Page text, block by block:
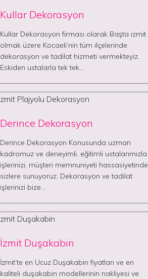
Kullar Dekorasyon
Kullar Dekorasyon firması olarak Başta izmit
olmak üzere Kocaeli’nin tüm ilçelerinde
dekorasyon ve tadilat hizmeti vermekteyiz.
Eskiden ustalarla tek tek…
Derince Dekorasyon
Derince Dekorasyon Konusunda uzman
kadromuz ve deneyimli, eğitimli ustalarımızla
işlerinizi, müşteri memnuniyeti hassasiyetinde
sizlere sunuyoruz. Dekorasyon ve tadilat
işlerinizi bize…
İzmit Duşakabin
İzmit’te en Ucuz Duşakabin fiyatları ve en
kaliteli duşakabin modellerinin nakliyesi ve